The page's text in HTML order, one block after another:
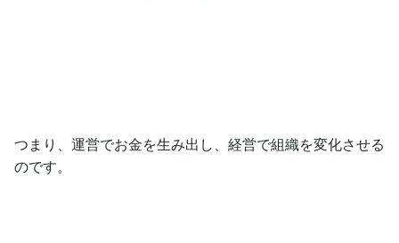
つまり、運営でお金を生み出し、経営で組織を変化させる
のです。